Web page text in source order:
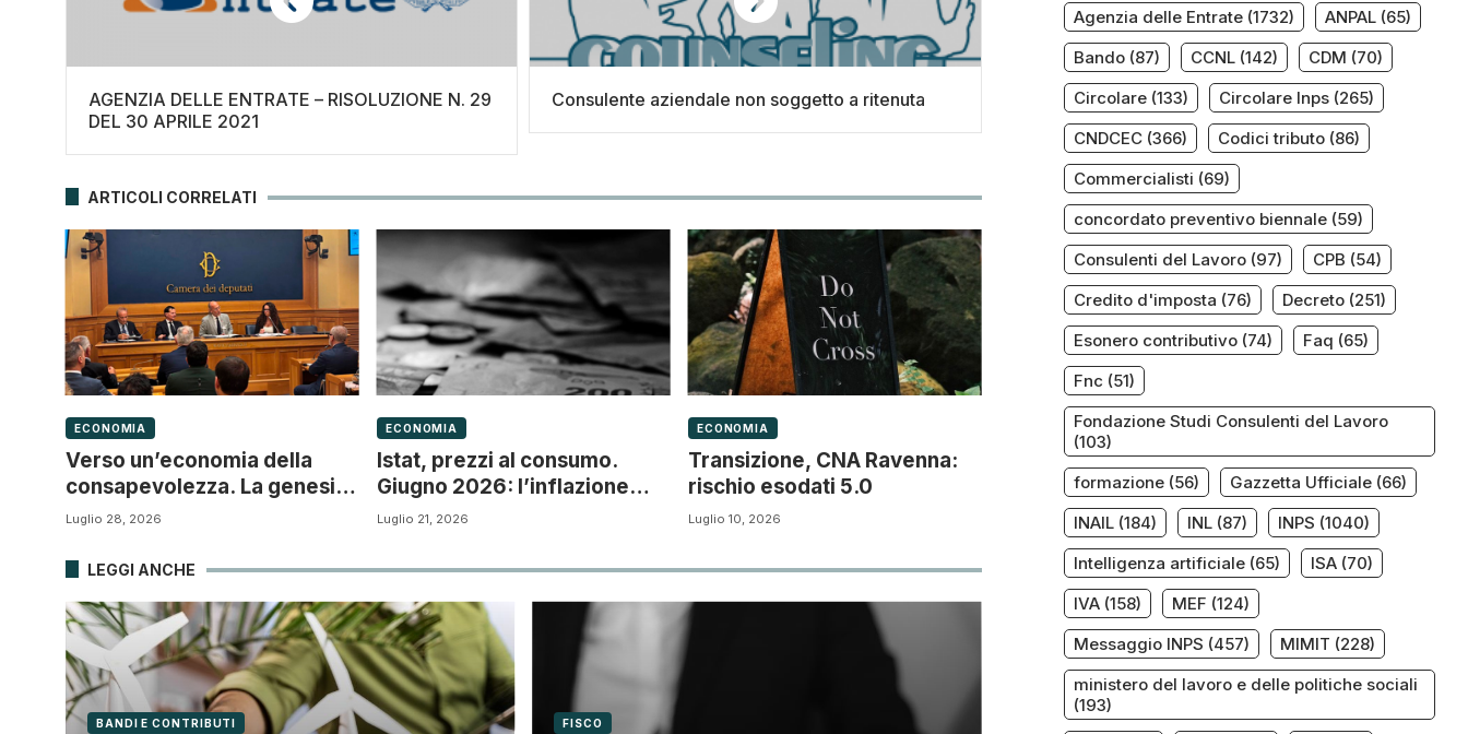
AGENZIA DELLE ENTRATE – RISOLUZIONE N. 29
DEL 30 APRILE 2021
Consulente aziendale non soggetto a ritenuta
ARTICOLI CORRELATI
ECONOMIA
Verso un’economia della
consapevolezza. La genesi di
“Ecosistema PMI” e il nuovo
d’impresa
Luglio 28, 2026
ECONOMIA
Istat, prezzi al consumo.
Giugno 2026: l’inflazione
scende
Luglio 21, 2026
ECONOMIA
Transizione, CNA Ravenna:
rischio esodati 5.0
Luglio 10, 2026
LEGGI ANCHE
BANDI E CONTRIBUTI FISCO
Agenzia delle Entrate(1732) ANPAL(65)
Bando(87) CCNL(142) CDM (70)
Circolare(133) Circolare Inps(265)
CNDCEC(366) Codici tributo(86)
Commercialisti (69)
concordato preventivo biennale(59)
Consulenti del Lavoro(97) CPB (54)
Credito d'imposta (76) Decreto(251)
Esonero contributivo(74) Faq (65)
Fnc (51)
Fondazione Studi Consulenti del Lavoro
(103)
formazione(56) Gazzetta Ufficiale(66)
INAIL(184) INL(87) INPS (1040)
Intelligenza artificiale(65) ISA(70)
IVA(158) MEF (124)
Messaggio INPS (457) MIMIT (228)
ministero del lavoro e delle politiche sociali
(193)